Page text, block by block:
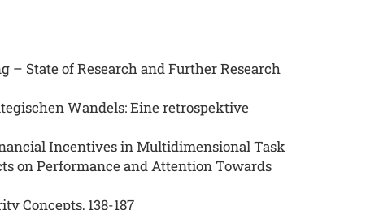
– State of Research and Further Research
Wandels: Eine retrospektive
Incentives in Multidimensional Task
on Performance and Attention Towards
Concepts, 138-187